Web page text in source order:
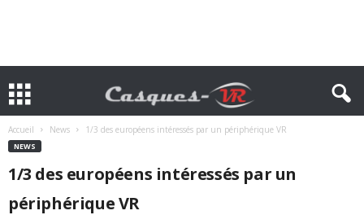
Accueil News 1/3 des européens intéressés par un périphérique VR
NEWS
1/3 des européens intéressés par un
périphérique VR